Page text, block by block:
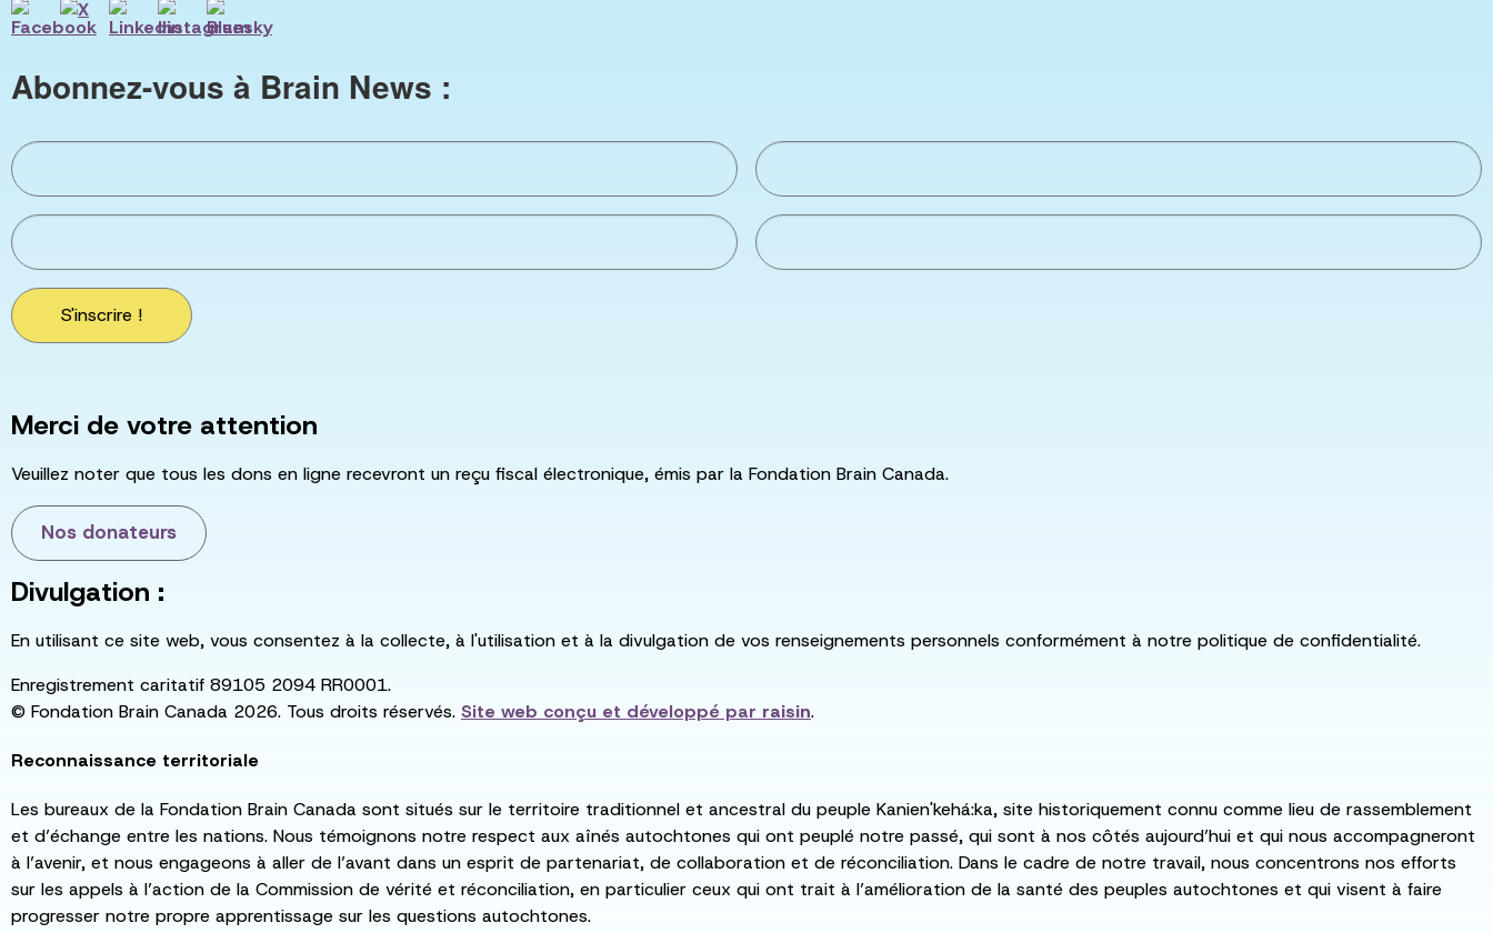
Abonnez-vous à Brain News :
S'inscrire !
Merci de votre attention
Veuillez noter que tous les dons en ligne recevront un reçu fiscal électronique, émis par la Fondation Brain Canada.
Nos donateurs
Divulgation :
En utilisant ce site web, vous consentez à la collecte, à l'utilisation et à la divulgation de vos renseignements personnels conformément à notre politique de confidentialité.
Enregistrement caritatif 89105 2094 RR0001.
© Fondation Brain Canada 2026. Tous droits réservés. Site web conçu et développé par raisin.
Reconnaissance territoriale
Les bureaux de la Fondation Brain Canada sont situés sur le territoire traditionnel et ancestral du peuple Kanien'kehá:ka, site historiquement connu comme lieu de rassemblement
et d’échange entre les nations. Nous témoignons notre respect aux aînés autochtones qui ont peuplé notre passé, qui sont à nos côtés aujourd’hui et qui nous accompagneront
à l’avenir, et nous engageons à aller de l’avant dans un esprit de partenariat, de collaboration et de réconciliation. Dans le cadre de notre travail, nous concentrons nos efforts
sur les appels à l’action de la Commission de vérité et réconciliation, en particulier ceux qui ont trait à l’amélioration de la santé des peuples autochtones et qui visent à faire
progresser notre propre apprentissage sur les questions autochtones.